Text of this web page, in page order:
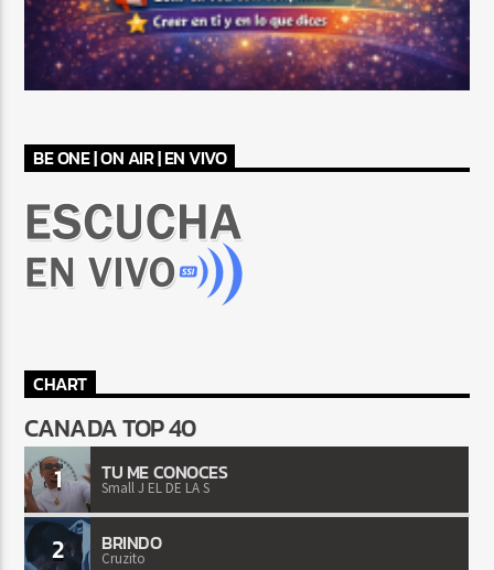
BE ONE | ON AIR | EN VIVO
CHART
CANADA TOP 40
1 TU ME CONOCES
Small J EL DE LA S
2 BRINDO
Cruzito